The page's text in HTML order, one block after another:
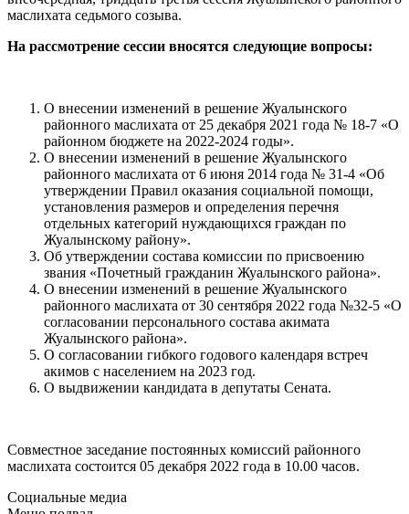
маслихата седьмого созыва.
На рассмотрение сессии вносятся следующие вопросы:
О внесении изменений в решение Жуалынского
районного маслихата от 25 декабря 2021 года № 18-7 «О
районном бюджете на 2022-2024 годы».
О внесении изменений в решение Жуалынского
районного маслихата от 6 июня 2014 года № 31-4 «Об
утверждении Правил оказания социальной помощи,
установления размеров и определения перечня
отдельных категорий нуждающихся граждан по
Жуалынскому району».
Об утверждении состава комиссии по присвоению
звания «Почетный гражданин Жуалынского района».
О внесении изменений в решение Жуалынского
районного маслихата от 30 сентября 2022 года №32-5 «О
согласовании персонального состава акимата
Жуалынского района».
О согласовании гибкого годового календаря встреч
акимов с населением на 2023 год.
О выдвижении кандидата в депутаты Сената.
Совместное заседание постоянных комиссий районного
маслихата состоится 05 декабря 2022 года в 10.00 часов.
Социальные медиа